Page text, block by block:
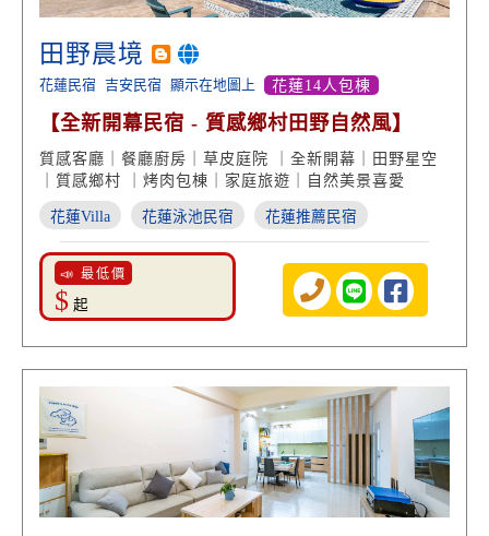
田野晨境
花蓮民宿 吉安民宿 顯示在地圖上 花蓮14人包棟
【全新開幕民宿 - 質感鄉村田野自然風】
質感客廳｜餐廳廚房｜草皮庭院 ｜全新開幕｜田野星空
｜質感鄉村 ｜烤肉包棟｜家庭旅遊｜自然美景喜愛
花蓮Villa 花蓮泳池民宿 花蓮推薦民宿
📣 最低價
$ 起